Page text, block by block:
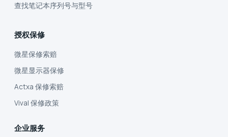
查找笔记本序列号与型号
授权保修
微星保修索赔
微星显示器保修
Actxa 保修索赔
Vival 保修政策
企业服务